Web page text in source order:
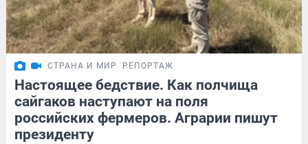
СТРАНА И МИР РЕПОРТАЖ
Настоящее бедствие. Как полчища
сайгаков наступают на поля
российских фермеров. Аграрии пишут
президенту